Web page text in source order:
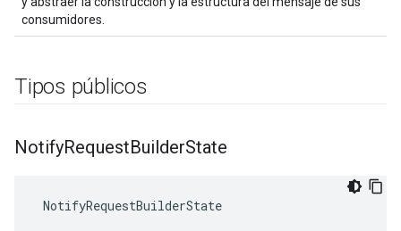
consumidores.
Tipos públicos
NotifyRequestBuilderState
NotifyRequestBuilderState